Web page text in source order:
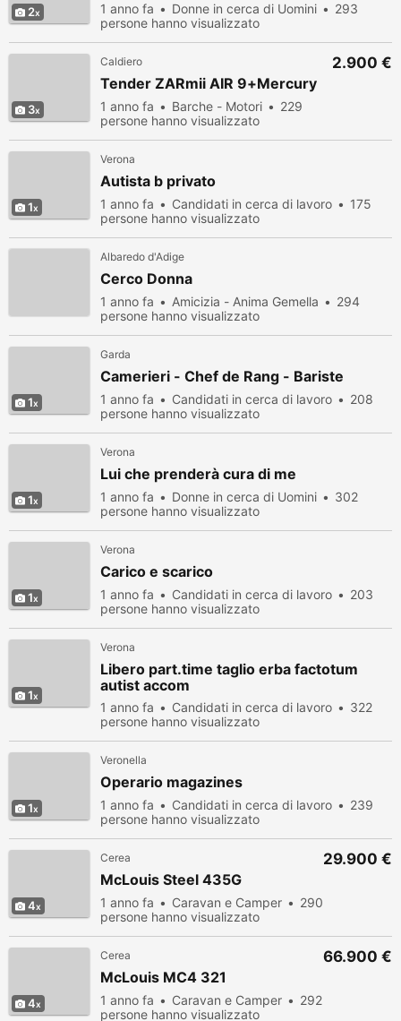
2 1 anno fa Donne in cerca di Uomini
293
persone hanno visualizzato
3
Caldiero
Tender ZARmii AIR 9+Mercury
1 anno fa Barche - Motori
229
persone hanno visualizzato
2.900 €
1
Verona
Autista b privato
1 anno fa Candidati in cerca di lavoro
175
persone hanno visualizzato
Albaredo d'Adige
Cerco Donna
1 anno fa Amicizia - Anima Gemella
294
persone hanno visualizzato
1
Garda
Camerieri - Chef de Rang - Bariste
1 anno fa Candidati in cerca di lavoro
208
persone hanno visualizzato
1
Verona
Lui che prenderà cura di me
1 anno fa Donne in cerca di Uomini
302
persone hanno visualizzato
1
Verona
Carico e scarico
1 anno fa Candidati in cerca di lavoro
203
persone hanno visualizzato
1
Verona
Libero part.time taglio erba factotum
autist accom
1 anno fa Candidati in cerca di lavoro
322
persone hanno visualizzato
1
Veronella
Operario magazines
1 anno fa Candidati in cerca di lavoro
239
persone hanno visualizzato
4
Cerea
McLouis Steel 435G
1 anno fa Caravan e Camper
290
persone hanno visualizzato
29.900 €
4
Cerea
McLouis MC4 321
1 anno fa Caravan e Camper
292
persone hanno visualizzato
66.900 €